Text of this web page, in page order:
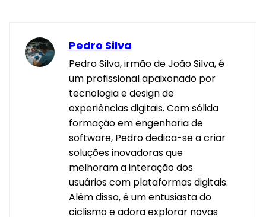
Pedro Silva
Pedro Silva, irmão de João Silva, é
um profissional apaixonado por
tecnologia e design de
experiências digitais. Com sólida
formação em engenharia de
software, Pedro dedica-se a criar
soluções inovadoras que
melhoram a interação dos
usuários com plataformas digitais.
Além disso, é um entusiasta do
ciclismo e adora explorar novas